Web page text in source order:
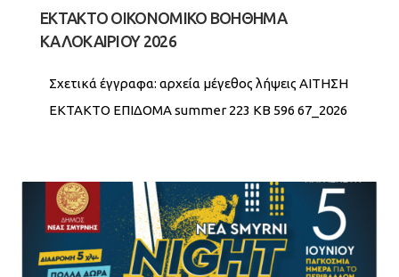
ΕΚΤΑΚΤΟ ΟΙΚΟΝΟΜΙΚΟ ΒΟΗΘΗΜΑ
ΚΑΛΟΚΑΙΡΙΟΥ 2026
Σχετικά έγγραφα: αρχεία μέγεθος λήψεις ΑΙΤΗΣΗ
ΕΚΤΑΚΤΟ ΕΠΙΔΟΜΑ summer 223 KB 596 67_2026